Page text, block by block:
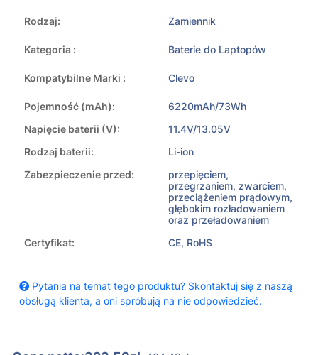
Rodzaj: Zamiennik
Kategoria : Baterie do Laptopów
Kompatybilne Marki : Clevo
Pojemność (mAh):
6220mAh/73Wh
Napięcie baterii (V):
11.4V/13.05V
Rodzaj baterii:
Li-ion
Zabezpieczenie przed:
przepięciem,
przegrzaniem, zwarciem,
przeciążeniem prądowym,
głębokim rozładowaniem
oraz przeładowaniem
Certyfikat:
CE, RoHS
Pytania na temat tego produktu? Skontaktuj się z naszą
obsługą klienta, a oni spróbują na nie odpowiedzieć.